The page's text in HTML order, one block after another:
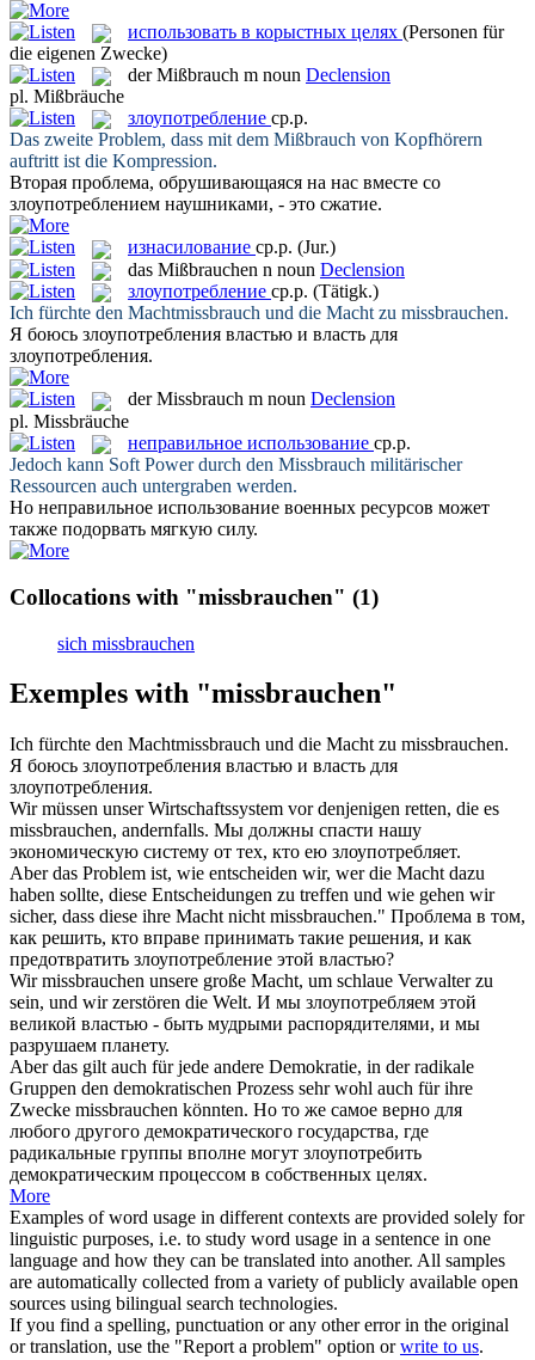
использовать в корыстных целях (Personen für
die eigenen Zwecke)
derMißbrauch m noun Declension
pl. Mißbräuche
злоупотребление ср.р.
Das zweite Problem, dass mit dem Mißbrauch von Kopfhörern
auftritt ist die Kompression.
Вторая проблема, обрушивающаяся на нас вместе со
злоупотреблением наушниками, - это сжатие.
изнасилование ср.р. (Jur.)
das Mißbrauchen n noun Declension
злоупотребление ср.р. (Tätigk.)
Ich fürchte den Machtmissbrauch und die Macht zu missbrauchen.
Я боюсь злоупотребления властью и власть для
злоупотребления.
derMissbrauch m noun Declension
pl. Missbräuche
неправильное использование ср.р.
Jedoch kann Soft Power durch den Missbrauch militärischer
Ressourcen auch untergraben werden.
Но неправильное использование военных ресурсов может
также подорвать мягкую силу.
Collocations with "missbrauchen" (1)
sich missbrauchen
Exemples with "missbrauchen"
Ich fürchte den Machtmissbrauch und die Macht zu missbrauchen.
Я боюсь злоупотребления властью и власть для
злоупотребления.
Wir müssen unser Wirtschaftssystem vor denjenigen retten, die es
missbrauchen, andernfalls. Мы должны спасти нашу
экономическую систему от тех, кто ею злоупотребляет.
Aber das Problem ist, wie entscheiden wir, wer die Macht dazu
haben sollte, diese Entscheidungen zu treffen und wie gehen wir
sicher, dass diese ihre Macht nicht missbrauchen." Проблема в том,
как решить, кто вправе принимать такие решения, и как
предотвратить злоупотребление этой властью?
Wirmissbrauchen unsere große Macht, um schlaue Verwalter zu
sein, und wir zerstören die Welt. И мы злоупотребляем этой
великой властью - быть мудрыми распорядителями, и мы
разрушаем планету.
Aber das gilt auch für jede andere Demokratie, in der radikale
Gruppen den demokratischen Prozess sehr wohl auch für ihre
Zwecke missbrauchen könnten. Но то же самое верно для
любого другого демократического государства, где
радикальные группы вполне могут злоупотребить
демократическим процессом в собственных целях.
More
Examples of word usage in different contexts are provided solely for
linguistic purposes, i.e. to study word usage in a sentence in one
language and how they can be translated into another. All samples
are automatically collected from a variety of publicly available open
sources using bilingual search technologies.
If you find a spelling, punctuation or any other error in the original
or translation, use the "Report a problem" option orwrite to us.